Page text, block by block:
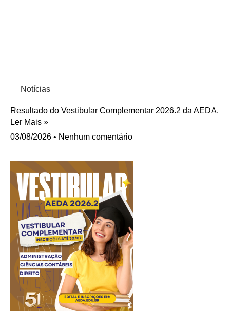
Notícias
Resultado do Vestibular Complementar 2026.2 da AEDA.
Ler Mais »
03/08/2026
Nenhum comentário